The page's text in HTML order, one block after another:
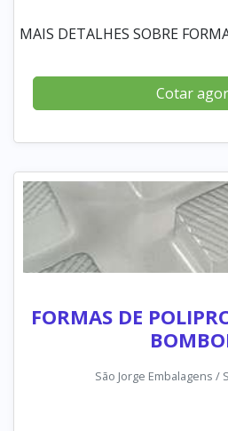
MAIS DETALHES SOBRE
Cotar
FORMAS DE
São Jorge Embalagens /